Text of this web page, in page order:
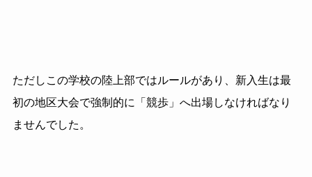
ただしこの学校の陸上部ではルールがあり、新入生は最
初の地区大会で強制的に「競歩」へ出場しなければなり
ませんでした。